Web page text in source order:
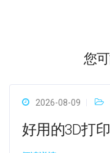
您
2026-08-09
好用的3D打